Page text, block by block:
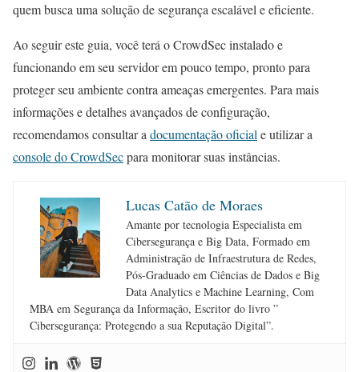
quem busca uma solução de segurança escalável e eficiente.
Ao seguir este guia, você terá o CrowdSec instalado e
funcionando em seu servidor em pouco tempo, pronto para
proteger seu ambiente contra ameaças emergentes. Para mais
informações e detalhes avançados de configuração,
recomendamos consultar a documentação oficial e utilizar a
console do CrowdSecpara monitorar suas instâncias.
Lucas Catão de Moraes
Amante por tecnologia Especialista em
Cibersegurança e Big Data, Formado em
Administração de Infraestrutura de Redes,
Pós-Graduado em Ciências de Dados e Big
Data Analytics e Machine Learning, Com
MBA em Segurança da Informação, Escritor do livro ”
Cibersegurança: Protegendo a sua Reputação Digital”.